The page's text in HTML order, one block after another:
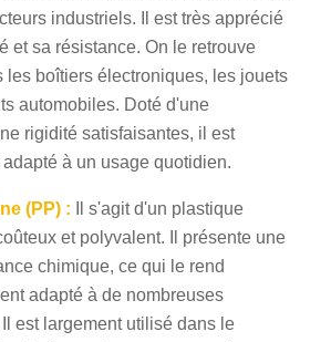
industriels. Il est très apprécié
et sa résistance. On le retrouve
les boîtiers électroniques, les jouets
automobiles. Doté d'une
rigidité satisfaisantes, il est
à un usage quotidien.
(PP) : Il s'agit d'un plastique
et polyvalent. Il présente une
chimique, ce qui le rend
adapté à de nombreuses
est largement utilisé dans le